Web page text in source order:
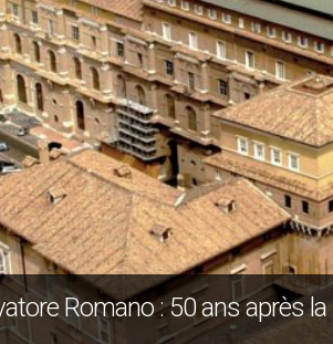
Romano : 50 ans après